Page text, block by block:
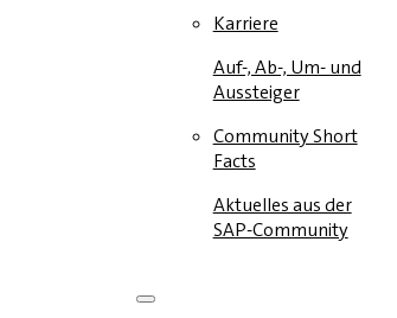
Karriere
Auf-, Ab-, Um- und
Aussteiger
Community Short
Facts
Aktuelles aus der
SAP-Community